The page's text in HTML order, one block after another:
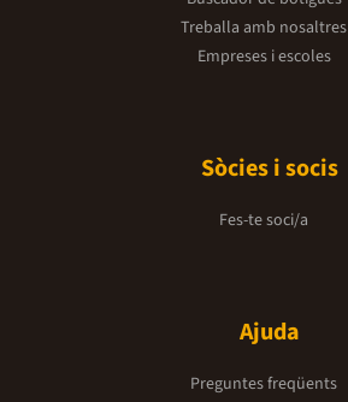
Treballa amb nosaltres
Empreses i escoles
Sòcies i socis
Fes-te soci/a
Ajuda
Preguntes freqüents